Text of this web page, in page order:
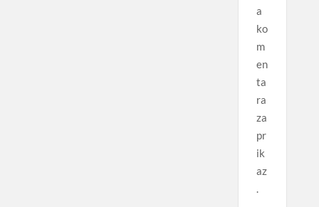
a
ko
m
en
ta
ra
za
pr
ik
az
.